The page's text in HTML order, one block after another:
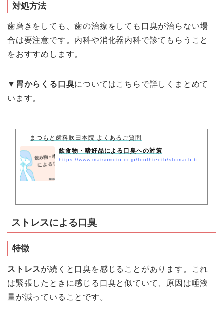
対処方法
歯磨きをしても、歯の治療をしても口臭が治らない場
合は要注意です。内科や消化器内科で診てもらうこと
をおすすめします。
▼ 胃からくる口臭についてはこちらで詳しくまとめて
います。
まつもと歯科吹田本院 よくあるご質問
飲食物・嗜好品による口臭への対策
https://www.matsumoto.or.jp/toothteeth/stomach-breath-smell/
ストレスによる口臭
特徴
ストレスが続くと口臭を感じることがあります。これ
は緊張したときに感じる口臭と似ていて、原因は唾液
量が減っていることです。